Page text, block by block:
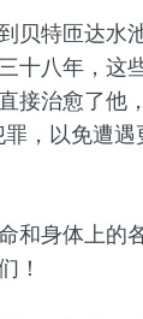
贝特匝达水
十八年，这
接治愈了他
，以免遭遇
和身体上的
！